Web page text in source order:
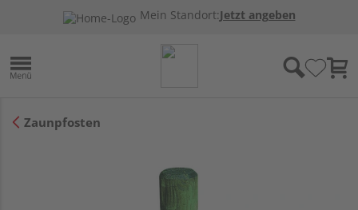
Mein Standort:Jetzt angeben
Zaunpfosten